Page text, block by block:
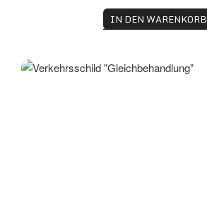
IN DEN WARENKORB
Verkehrsschild "Gleichbehandlung"